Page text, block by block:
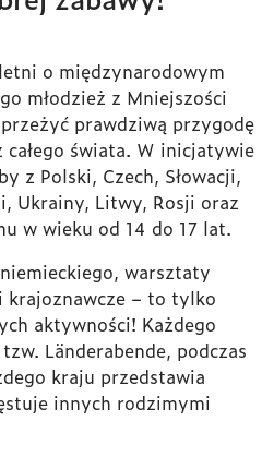
o międzynarodowym
młodzież z Mniejszości
prawdziwą przygodę
świata. W inicjatywie
z Polski, Czech, Słowacji,
Ukrainy, Litwy, Rosji oraz
w wieku od 14 do 17 lat.
warsztaty
krajoznawcze – to tylko
aktywności! Każdego
Länderabende, podczas
kraju przedstawia
innych rodzimymi